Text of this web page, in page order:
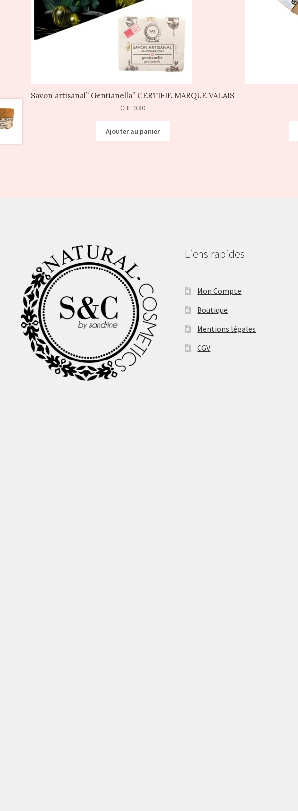
Savon artisanal” Gentianella” CERTIFIE MARQUE VALAIS
CHF 9.80
Ajouter au panier
Liens rapides
Mon Compte
Boutique
Mentions légales
CGV